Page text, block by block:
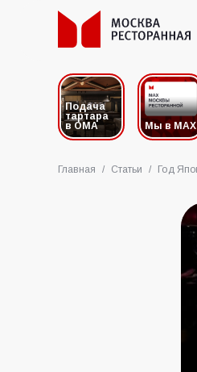
Подача
тартара
в ОМА
Мы в MAX
Главная / Статьи / Год